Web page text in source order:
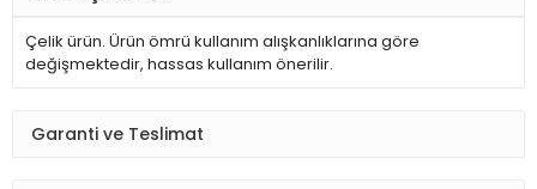
Çelik ürün. Ürün ömrü kullanım alışkanlıklarına göre
değişmektedir, hassas kullanım önerilir.
Garanti ve Teslimat